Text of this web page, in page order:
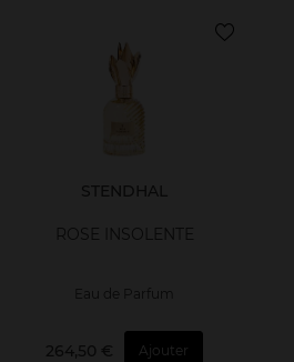
STENDHAL
ROSE INSOLENTE
Eau de Parfum
264,50 € Ajouter